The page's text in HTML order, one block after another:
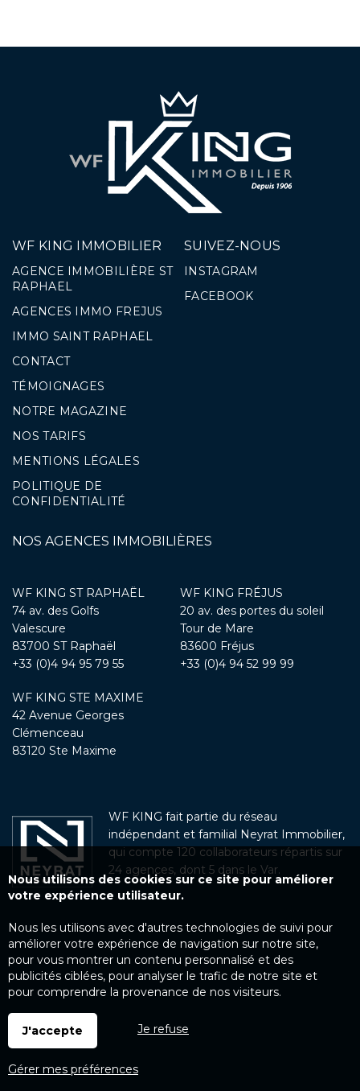
WF KING IMMOBILIER
AGENCE IMMOBILIÈRE ST
RAPHAEL
AGENCES IMMO FREJUS
IMMO SAINT RAPHAEL
CONTACT
TÉMOIGNAGES
NOTRE MAGAZINE
NOS TARIFS
MENTIONS LÉGALES
POLITIQUE DE
CONFIDENTIALITÉ
SUIVEZ-NOUS
INSTAGRAM
FACEBOOK
NOS AGENCES IMMOBILIÈRES
WF KING ST RAPHAËL
74 av. des Golfs
Valescure
83700 ST Raphaël
+33 (0)4 94 95 79 55
WF KING FRÉJUS
20 av. des portes du soleil
Tour de Mare
83600 Fréjus
+33 (0)4 94 52 99 99
WF KING STE MAXIME
42 Avenue Georges
Clémenceau
83120 Ste Maxime
WF KING fait partie du réseau
indépendant et familial Neyrat Immobilier,
qui compte 120 collaborateurs répartis sur
24 agences, dont 5 dans le Var.
Nous utilisons des cookies sur ce site pour améliorer
votre expérience utilisateur.
Nous les utilisons avec d'autres technologies de suivi pour
améliorer votre expérience de navigation sur notre site,
pour vous montrer un contenu personnalisé et des
publicités ciblées, pour analyser le trafic de notre site et
pour comprendre la provenance de nos visiteurs.
J'accepte Je refuse
Gérer mes préférences